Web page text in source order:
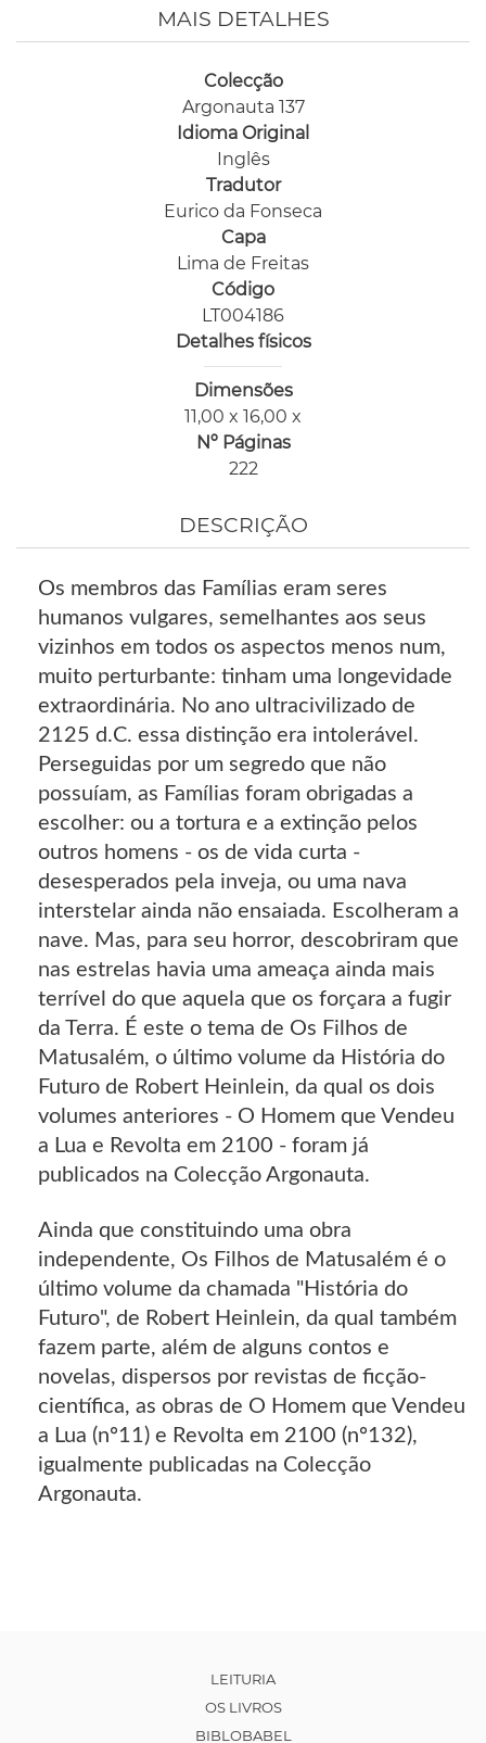
MAIS DETALHES
Colecção
Argonauta 137
Idioma Original
Inglês
Tradutor
Eurico da Fonseca
Capa
Lima de Freitas
Código
LT004186
Detalhes físicos
Dimensões
11,00 x 16,00 x
Nº Páginas
222
DESCRIÇÃO
Os membros das Famílias eram seres
humanos vulgares, semelhantes aos seus
vizinhos em todos os aspectos menos num,
muito perturbante: tinham uma longevidade
extraordinária. No ano ultracivilizado de
2125 d.C. essa distinção era intolerável.
Perseguidas por um segredo que não
possuíam, as Famílias foram obrigadas a
escolher: ou a tortura e a extinção pelos
outros homens - os de vida curta -
desesperados pela inveja, ou uma nava
interstelar ainda não ensaiada. Escolheram a
nave. Mas, para seu horror, descobriram que
nas estrelas havia uma ameaça ainda mais
terrível do que aquela que os forçara a fugir
da Terra. É este o tema de Os Filhos de
Matusalém, o último volume da História do
Futuro de Robert Heinlein, da qual os dois
volumes anteriores - O Homem que Vendeu
a Lua e Revolta em 2100 - foram já
publicados na Colecção Argonauta.
Ainda que constituindo uma obra
independente, Os Filhos de Matusalém é o
último volume da chamada "História do
Futuro", de Robert Heinlein, da qual também
fazem parte, além de alguns contos e
novelas, dispersos por revistas de ficção-
científica, as obras de O Homem que Vendeu
a Lua (nº11) e Revolta em 2100 (nº132),
igualmente publicadas na Colecção
Argonauta.
LEITURIA
OS LIVROS
BIBLOBABEL